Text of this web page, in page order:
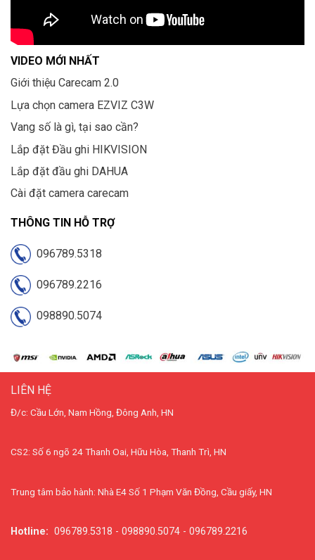
VIDEO MỚI NHẤT
Giới thiệu Carecam 2.0
Lựa chọn camera EZVIZ C3W
Vang số là gì, tại sao cần?
Lắp đặt Đầu ghi HIKVISION
Lắp đặt đầu ghi DAHUA
Cài đặt camera carecam
THÔNG TIN HỖ TRỢ
096789.5318
096789.2216
098890.5074
LIÊN HỆ
Đ/c: Cầu Lớn, Nam Hồng, Đông Anh, HN
CS2: Số 6 ngõ 24 Thanh Oai, Hữu Hòa, Thanh Trì, HN
Trung tâm bảo hành: Nhà E4 Số 1 Phạm Văn Đồng, Cầu giấy, HN
Hotline: 096789.5318 - 098890.5074 - 096789.2216